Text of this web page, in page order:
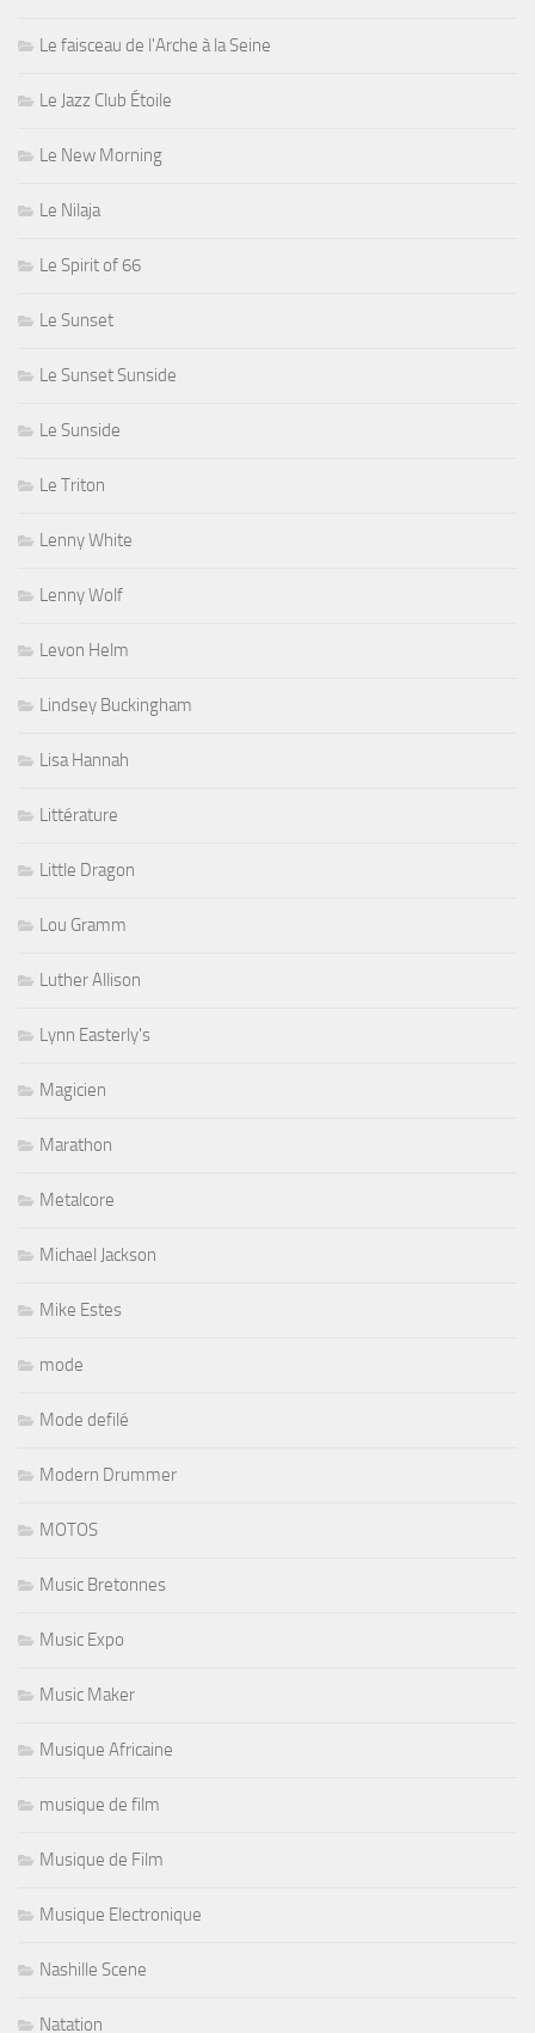
Le faisceau de l'Arche à la Seine
Le Jazz Club Étoile
Le New Morning
Le Nilaja
Le Spirit of 66
Le Sunset
Le Sunset Sunside
Le Sunside
Le Triton
Lenny White
Lenny Wolf
Levon Helm
Lindsey Buckingham
Lisa Hannah
Littérature
Little Dragon
Lou Gramm
Luther Allison
Lynn Easterly's
Magicien
Marathon
Metalcore
Michael Jackson
Mike Estes
mode
Mode defilé
Modern Drummer
MOTOS
Music Bretonnes
Music Expo
Music Maker
Musique Africaine
musique de film
Musique de Film
Musique Electronique
Nashille Scene
Natation